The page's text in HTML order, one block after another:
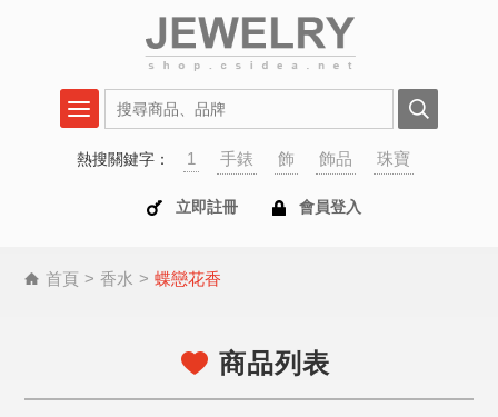
熱搜關鍵字： 1 手錶 飾 飾品 珠寶
立即註冊 會員登入
首頁 香水 蝶戀花香
商品列表